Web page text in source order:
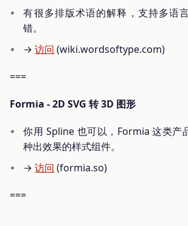
有很多排版术语的解释，支持多语
错。
→访问 (wiki.wordsoftype.com)
===
Formia - 2D SVG 转 3D 图形
你用 Spline 也可以，Formia 这类产
种出效果的样式组件。
→访问 (formia.so)
===